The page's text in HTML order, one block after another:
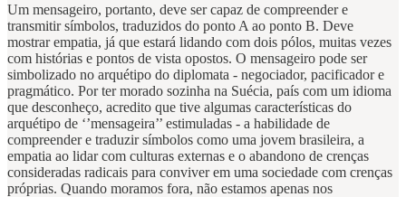
Um mensageiro, portanto, deve ser capaz de compreender e
transmitir símbolos, traduzidos do ponto A ao ponto B. Deve
mostrar empatia, já que estará lidando com dois pólos, muitas vezes
com histórias e pontos de vista opostos. O mensageiro pode ser
simbolizado no arquétipo do diplomata - negociador, pacificador e
pragmático. Por ter morado sozinha na Suécia, país com um idioma
que desconheço, acredito que tive algumas características do
arquétipo de ‘’mensageira’’ estimuladas - a habilidade de
compreender e traduzir símbolos como uma jovem brasileira, a
empatia ao lidar com culturas externas e o abandono de crenças
consideradas radicais para conviver em uma sociedade com crenças
próprias. Quando moramos fora, não estamos apenas nos